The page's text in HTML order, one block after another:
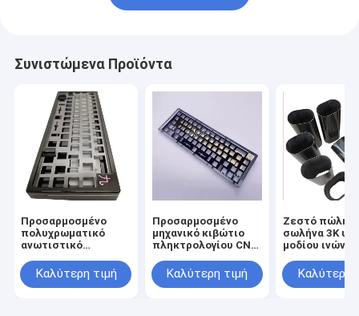
Συνιστώμενα Προϊόντα
Προσαρμοσμένο
πολυχρωματικό
ανωτιστικό
πληκτρολόγιο Κουτί
Πλάκα Cnc
Καλύτερη τιμή
Προσαρμοσμένο
μηχανικό κιβώτιο
πληκτρολογίου CNC
μεταλλική θήκη
αλουμινίου
Καλύτερη τιμή
Ζεστό
σωλήνα 3K
μοδίου ινών
Καλύτερη